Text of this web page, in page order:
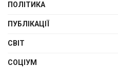
ПОЛІТИКА
ПУБЛІКАЦІЇ
СВІТ
СОЦІУМ